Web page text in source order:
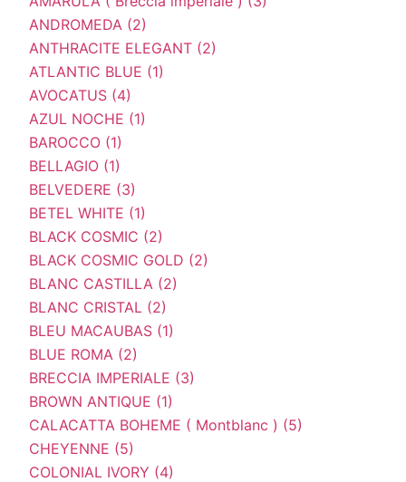
ANDROMEDA (2)
ANTHRACITE ELEGANT (2)
ATLANTIC BLUE (1)
AVOCATUS (4)
AZUL NOCHE (1)
BAROCCO (1)
BELLAGIO (1)
BELVEDERE (3)
BETEL WHITE (1)
BLACK COSMIC (2)
BLACK COSMIC GOLD (2)
BLANC CASTILLA (2)
BLANC CRISTAL (2)
BLEU MACAUBAS (1)
BLUE ROMA (2)
BRECCIA IMPERIALE (3)
BROWN ANTIQUE (1)
CALACATTA BOHEME ( Montblanc ) (5)
CHEYENNE (5)
COLONIAL IVORY (4)